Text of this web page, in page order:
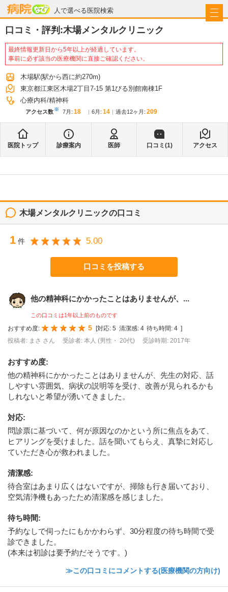
人で選べる医院検索
病院なび
口コミ・評判:木場メンタルクリニック
最終情報更新日から5年以上が経過しています。
事前に必ず該当の医療機関に直接ご確認ください。
木場駅(駅から西に約270m)
東京都江東区木場2丁目7-15 第1びる別館南棟1F
心療内科 精神科
アクセス数※ 7月 : 18 6月 : 14 過去12ヶ月: 209
医院トップ 診療案内 医師 口コミ(1) アクセス
木場メンタルクリニックの口コミ
1 件 5.00
口コミを投稿する
他の精神科にかかったことはありませんが、...
この口コミは1年以上前のものです
おすすめ度: 5 [対応: 5 清潔感: 4 待ち時間: 4 ]
投稿者: まさ さん
受診者: 本人 (男性・ 20代) 受診時期: 2017年
おすすめ度:
他の精神科にかかったことはありませんが、先生の対応、話
しやすい雰囲気、病状の説明等を受け、改善が見られるかも
しれないと希望が湧いてきました。
対応:
問診票に基づいて、何が原因なのかという所に焦点をあて、
ヒアリングを受けました。話を聞いてもらえ、真摯に対応し
ていただき心が救われました。
清潔感:
待合室はあまり広くはないですが、掃除も行き届いており、
空気清浄機もあったため清潔感を感じました。
待ち時間:
予約なしで伺ったにもかかわらず、30分程度の待ち時間で受
診できました。
(本来は初診は要予約だそうです。)
≫この口コミにコメントする(医療機関の方向け)